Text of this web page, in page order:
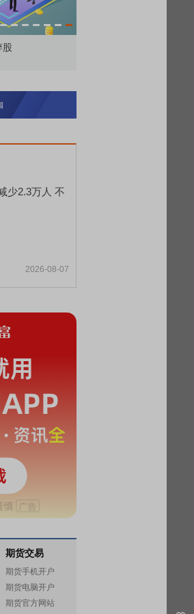
布会
少2.3万人 不
2026-08-07
期货交易
期货手机开户
期货电脑开户
期货官方网站